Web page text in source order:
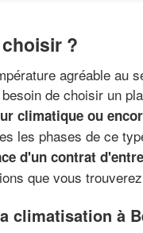
?
agréable
de choisir un
climatique ou
les phases de ce
d'un contrat
que vous
climatisation à